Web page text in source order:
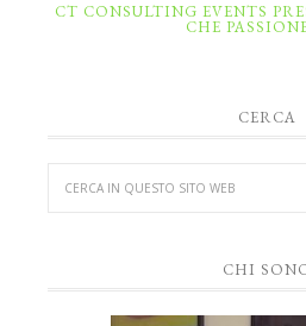
CT CONSULTING EVENTS
CHE
CERCA
CHI